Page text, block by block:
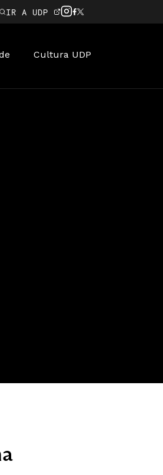
IR A UDP
Cultura UDP